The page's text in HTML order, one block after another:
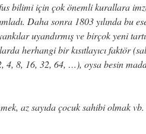
bilimi için çok önemli kurallara
Daha sonra 1803 yılında bu
uyandırmış ve birçok yeni
herhangi bir kısıtlayıcı faktör
4, 8, 16, 32, 64, …), oysa besin
az sayıda çocuk sahibi olmak